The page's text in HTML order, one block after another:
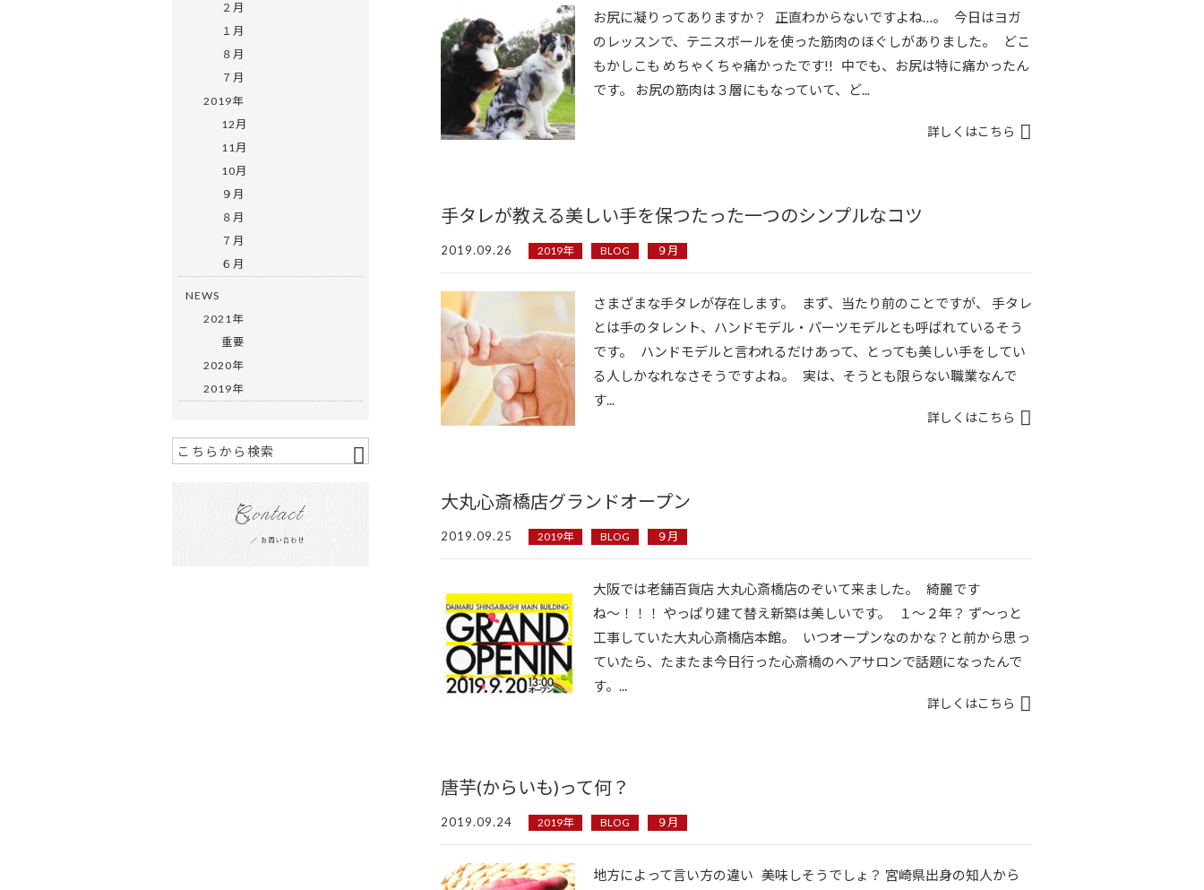
お尻に凝りってありますか？ 正直わからないですよね…。 今日はヨガ
のレッスンで、テニスボールを使った筋肉のほぐしがありました。 どこ
もかしこも めちゃくちゃ痛かったです!! 中でも、お尻は特に痛かったん
です。 お尻の筋肉は３層にもなっていて、ど...
詳しくはこちら
手タレが教える美しい手を保つたった一つのシンプルなコツ
2019.09.26 2019年 BLOG ９月
さまざまな手タレが存在します。 まず、当たり前のことですが、 手タレ
とは手のタレント、ハンドモデル・パーツモデルとも呼ばれているそう
です。 ハンドモデルと言われるだけあって、とっても美しい手をしてい
る人しかなれなさそうですよね。 実は、そうとも限らない職業なんで
す...
詳しくはこちら
大丸心斎橋店グランドオープン
2019.09.25 2019年 BLOG ９月
大阪では老舗百貨店 大丸心斎橋店のぞいて来ました。 綺麗です
ね〜！！！ やっぱり建て替え新築は美しいです。 １〜２年？ ず〜っと
工事していた大丸心斎橋店本館。 いつオープンなのかな？と前から思っ
ていたら、たまたま今日行った心斎橋のヘアサロンで話題になったんで
す。...
詳しくはこちら
唐芋(からいも)って何？
2019.09.24 2019年 BLOG ９月
地方によって言い方の違い 美味しそうでしょ？ 宮崎県出身の知人から
２月
１月
８月
７月
2019年
12月
11月
10月
９月
８月
７月
６月
NEWS
2021年
重要
2020年
2019年